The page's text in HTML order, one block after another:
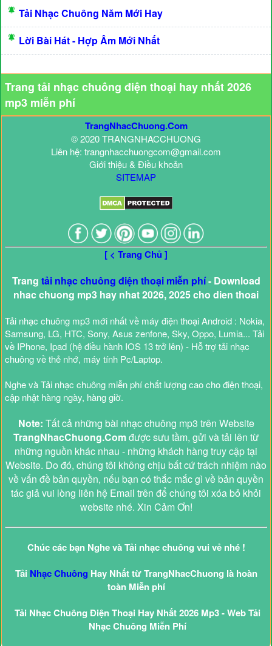
Tải Nhạc Chuông Năm Mới Hay
Lời Bài Hát - Hợp Âm Mới Nhất
Trang tải nhạc chuông điện thoại hay nhất 2026
mp3 miễn phí
TrangNhacChuong.Com
© 2020 TRANGNHACCHUONG
Liên hệ: trangnhacchuongcom@gmail.com
Giới thiệu & Điều khoản
SITEMAP
[ < Trang Chủ ]
Trang tải nhạc chuông điện thoại miễn phí- Download
nhac chuong mp3 hay nhat 2026, 2025 cho dien thoai
Tải nhạc chuông mp3 mới nhất về máy điện thoại Android : Nokia,
Samsung, LG, HTC, Sony, Asus zenfone, Sky, Oppo, Lumia... Tải
về IPhone, Ipad (hệ điều hành IOS 13 trở lên) - Hỗ trợ tải nhạc
chuông về thẻ nhớ, máy tính Pc/Laptop.
Nghe và Tải nhạc chuông miễn phí chất lượng cao cho điện thoại,
cập nhật hàng ngày, hàng giờ.
Note: Tất cả những bài nhạc chuông mp3 trên Website
TrangNhacChuong.Comđược sưu tầm, gửi và tải lên từ
những nguồn khác nhau - những khách hàng truy cập tại
Website. Do đó, chúng tôi không chịu bất cứ trách nhiệm nào
về vấn đề bản quyền, nếu bạn có thắc mắc gì về bản quyền
tác giả vui lòng liên hệ Email trên để chúng tôi xóa bỏ khỏi
website nhé. Xin Cảm Ơn!
Chúc các bạn Nghe và Tải nhạc chuông vui vẻ nhé !
Tải Nhạc Chuông Hay Nhất từ TrangNhacChuong là hoàn
toàn Miễn phí
Tải Nhạc Chuông Điện Thoại Hay Nhất 2026 Mp3 - Web Tải
Nhạc Chuông Miễn Phí